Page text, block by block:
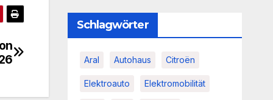
Schlagwörter
Aral Autohaus Citroën
Elektroauto Elektromobilität